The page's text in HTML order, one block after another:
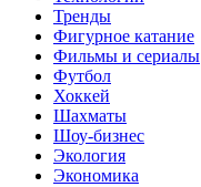
Тренды
Фигурное катание
Фильмы и сериалы
Футбол
Хоккей
Шахматы
Шоу-бизнес
Экология
Экономика